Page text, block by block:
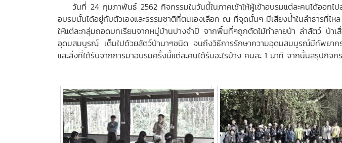
วันที่ 24 กุมภาพันธ์ 2562 กิจกรรมในวันนี้ในภาคเช้าให้ผู้เข้าอบรมแต่ละคนได้ออกไ
อบรมนั้นได้อยู่กับตัวเองและธรรมชาติที่ตนเองเลือก ณ ที่จุดนั้นๆ มีเสียงน้ำในลำธารที่ไ
ให้แต่ละกลุ่มถอดบทเรียนจากหมู่บ้านปางจำปี จากพื้นที่ๆถูกตัดไม้ทำลายป่า ล่าสัตว์ ป่า
อุดมสมบูรณ์ เต็มไปด้วยสัตว์ป่านาๆชนิด จนถึงวิธีการรักษาความอุดมสมบูรณ์มีทัพยาก
และสิ่งที่ได้รับจากการมาอบรมครั้งนี้แต่ละคนได้รับอะไรบ้าง คนละ 1 นาที จากนั้นสรุปกิจก